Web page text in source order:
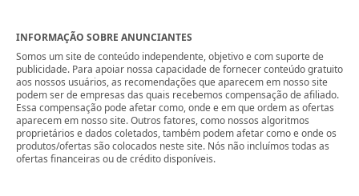
INFORMAÇÃO SOBRE ANUNCIANTES
Somos um site de conteúdo independente, objetivo e com suporte de
publicidade. Para apoiar nossa capacidade de fornecer conteúdo gratuito
aos nossos usuários, as recomendações que aparecem em nosso site
podem ser de empresas das quais recebemos compensação de afiliado.
Essa compensação pode afetar como, onde e em que ordem as ofertas
aparecem em nosso site. Outros fatores, como nossos algoritmos
proprietários e dados coletados, também podem afetar como e onde os
produtos/ofertas são colocados neste site. Nós não incluímos todas as
ofertas financeiras ou de crédito disponíveis.